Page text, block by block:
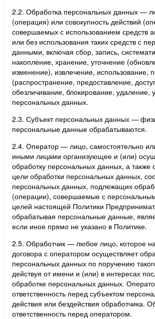
2.2. Обработка персональных данных —
(операция) или совокупность действий
совершаемых с использованием средств
или без использования таких средств с
данными, включая сбор, запись,
накопление, хранение, уточнение
изменение), извлечение, использование,
(распространение, предоставление,
обезличивание, блокирование, удаление,
персональных данных.
2.3. Субъект персональных данных —
персональные данные обрабатываются.
2.4. Оператор — лицо, самостоятельно
иными лицами организующее и (или)
обработку персональных данных, а
цели обработки персональных данных,
персональных данных, подлежащих
(операции), совершаемые с
целей настоящей Политики
обрабатывая персональные данные,
если иное прямо не указано в Политике.
2.5. Обработчик — любое лицо, которое
договора с оператором осуществляет
персональных данных по поручению
действуя от имени и (или) в интересах
обработке персональных данных.
ответственность перед субъектом
действия или бездействия обработчика.
ответственность перед оператором.